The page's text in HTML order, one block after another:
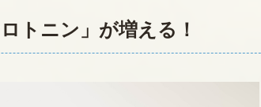
トニン」が増える！